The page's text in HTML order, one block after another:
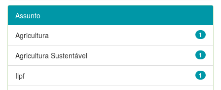
Assunto
1
Agricultura
1
Agricultura Sustentável
1
Ilpf